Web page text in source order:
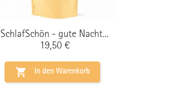
SchlafSchön - gute Nacht...
Preis
19,50 €
 In den Warenkorb